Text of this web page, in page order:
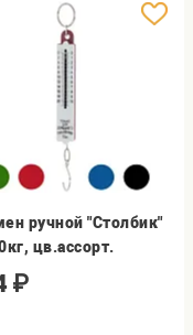
ручной "Столбик"
цв.ассорт.
₽